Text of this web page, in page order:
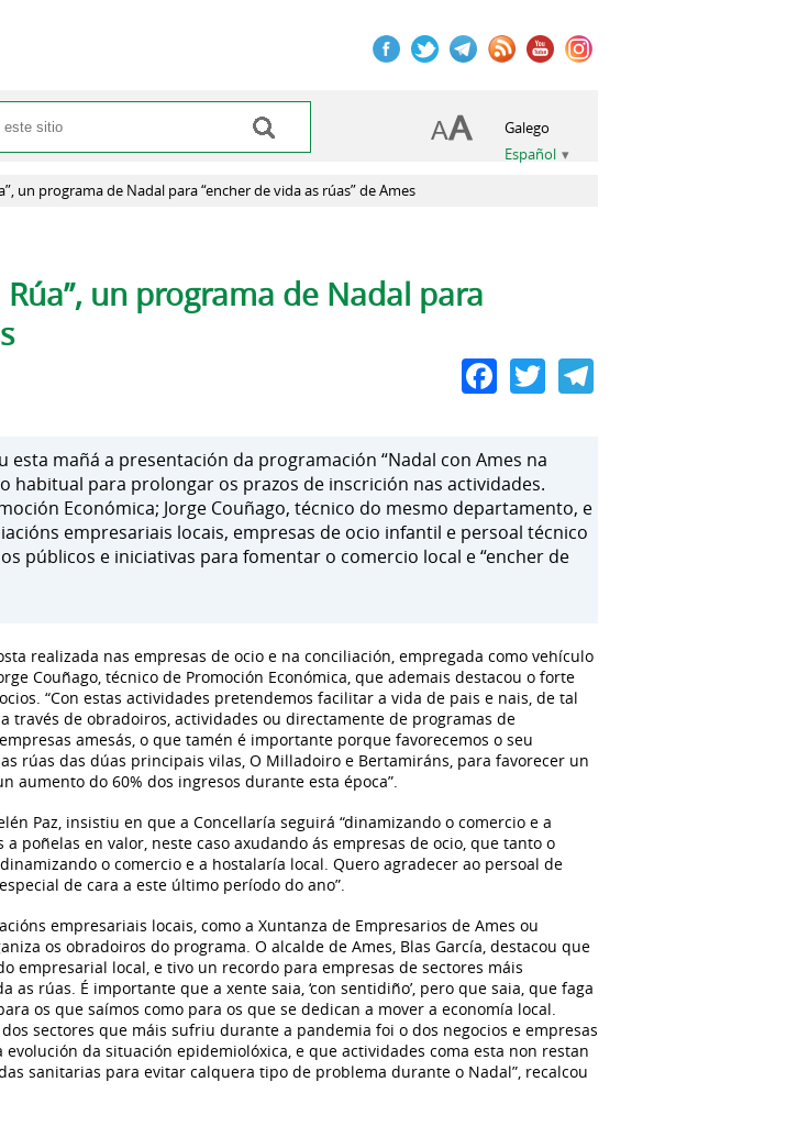
de búsqueda
Galego
Español
un programa de Nadal para “encher de vida as rúas” de Ames
un programa de Nadal para
Facebook
Twitter
esta mañá a presentación da programación “Nadal con Ames na
habitual para prolongar os prazos de inscrición nas actividades.
Económica; Jorge Couñago, técnico do mesmo departamento, e
empresariais locais, empresas de ocio infantil e persoal técnico
públicos e iniciativas para fomentar o comercio local e “encher de
realizada nas empresas de ocio e na conciliación, empregada como vehículo
Couñago, técnico de Promoción Económica, que ademais destacou o forte
“Con estas actividades pretendemos facilitar a vida de pais e nais, de tal
través de obradoiros, actividades ou directamente de programas de
amesás, o que tamén é importante porque favorecemos o seu
rúas das dúas principais vilas, O Milladoiro e Bertamiráns, para favorecer un
do 60% dos ingresos durante esta época”.
Paz, insistiu en que a Concellaría seguirá “dinamizando o comercio e a
poñelas en valor, neste caso axudando ás empresas de ocio, que tanto o
o comercio e a hostalaría local. Quero agradecer ao persoal de
de cara a este último período do ano”.
empresariais locais, como a Xuntanza de Empresarios de Ames ou
os obradoiros do programa. O alcalde de Ames, Blas García, destacou que
empresarial local, e tivo un recordo para empresas de sectores máis
rúas. É importante que a xente saia, ‘con sentidiño’, pero que saia, que faga
os que saímos como para os que se dedican a mover a economía local.
sectores que máis sufriu durante a pandemia foi o dos negocios e empresas
da situación epidemiolóxica, e que actividades coma esta non restan
sanitarias para evitar calquera tipo de problema durante o Nadal”, recalcou